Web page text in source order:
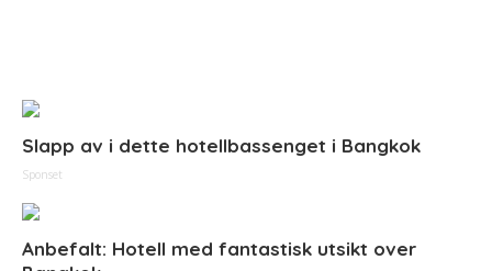
Slapp av i dette hotellbassenget i Bangkok
Sponset
Anbefalt: Hotell med fantastisk utsikt over